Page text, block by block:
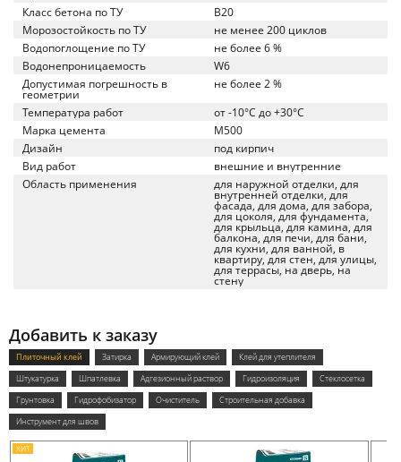
Класс бетона по ТУ
B20
Морозостойкость по ТУ
не менее 200 циклов
Водопоглощение по ТУ
не более 6 %
Водонепроницаемость
W6
Допустимая погрешность в
геометрии
не более 2 %
Температура работ
от -10°C до +30°C
Марка цемента
M500
Дизайн
под кирпич
Вид работ
внешние и внутренние
Область применения
для наружной отделки, для
внутренней отделки, для
фасада, для дома, для забора,
для цоколя, для фундамента,
для крыльца, для камина, для
балкона, для печи, для бани,
для кухни, для ванной, в
квартиру, для стен, для улицы,
для террасы, на дверь, на
стену
Добавить к заказу
Плиточный клей Затирка Армирующий клей
Клей для утеплителя
Штукатурка
Шпатлевка Адгезионный раствор Гидроизоляция
Стеклосетка
Грунтовка
Гидрофобизатор Очиститель
Строительная добавка
Инструмент для швов
ХИТ